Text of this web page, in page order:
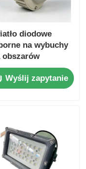
diodowe
na wybuchy
obszarów
z
IP66 i
napięciem
Wyślij zapytanie